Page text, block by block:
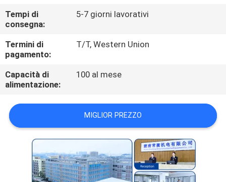
CONTATTACI
NOTIZIA
SHOPPING
ON
LINE
MAPPA
Tempi di
consegna:
5-7 giorni lavorativi
Termini di
pagamento:
T/T, Western Union
Capacità di
alimentazione:
100 al mese
MIGLIOR PREZZO